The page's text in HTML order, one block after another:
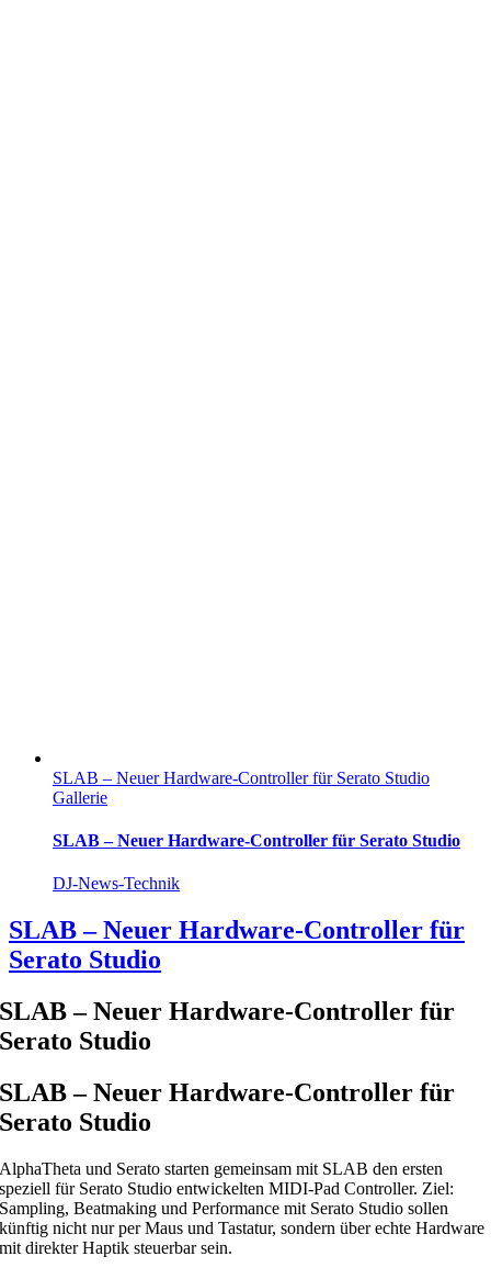
SLAB – Neuer Hardware‑Controller für Serato Studio
Gallerie
SLAB – Neuer Hardware‑Controller für Serato Studio
DJ-News-Technik
SLAB – Neuer Hardware‑Controller für
Serato Studio
SLAB – Neuer Hardware‑Controller für
Serato Studio
SLAB – Neuer Hardware‑Controller für
Serato Studio
AlphaTheta und Serato starten gemeinsam mit SLAB den ersten
speziell für Serato Studio entwickelten MIDI‑Pad Controller. Ziel:
Sampling, Beatmaking und Performance mit Serato Studio sollen
künftig nicht nur per Maus und Tastatur, sondern über echte Hardware
mit direkter Haptik steuerbar sein.